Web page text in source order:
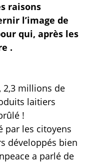
raisons
l’image de
qui, après les
.
2,3 millions de
laitiers
!
par les citoyens
développés bien
a parlé de